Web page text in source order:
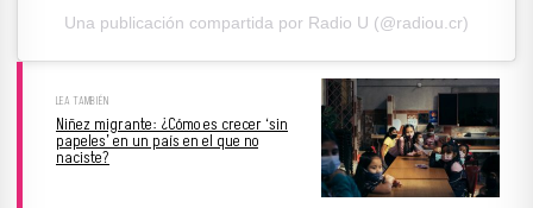
Una publicación compartida por Radio U (@radiou.cr)
Niñez migrante: ¿Cómo es crecer ‘sin
papeles’ en un país en el que no
naciste?